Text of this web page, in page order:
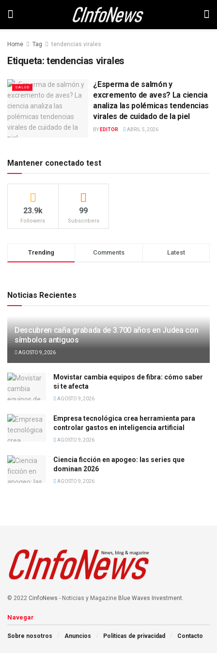
Home Tag tendencias virales
Etiqueta: tendencias virales
SALUD
¿Esperma de salmón y
excremento de aves? La ciencia
analiza las polémicas tendencias
virales de cuidado de la piel
BY EDITOR ABRIL 5, 2026
Mantener conectado test
23.9k
Followers
99
Subscribers
Trending Comments Latest
Noticias Recientes
Descubren caña grabada de 3.700 años en Judea con
símbolos antiguos
AGOSTO 9, 2026
Movistar cambia equipos de fibra: cómo saber
si te afecta
AGOSTO 9, 2026
Empresa tecnológica crea herramienta para
controlar gastos en inteligencia artificial
AGOSTO 9, 2026
Ciencia ficción en apogeo: las series que
dominan 2026
AGOSTO 9, 2026
© 2022 CinfoNews - Noticias y Magazine Blue Waves Investment.
Navegar
Sobre nosotros Anuncios Politicas de privacidad Contacto